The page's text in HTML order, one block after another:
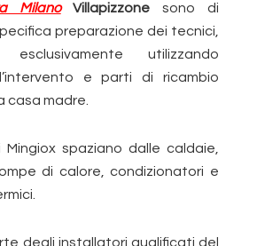
MilanoVillapizzone sono di
preparazione dei tecnici,
utilizzando
e parti di ricambio
casa madre.
Mingiox spaziano dalle caldaie,
di calore, condizionatori e
degli installatori qualificati del